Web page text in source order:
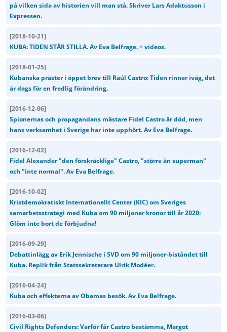
på vilken sida av historien vill man stå. Skriver Lars Adaktusson i
Expressen.
[2018-10-21]
KUBA: TIDEN STÅR STILLA. Av Eva Belfrage. + videos.
[2018-01-25]
Kubanska präster i öppet brev till Raúl Castro: Tiden rinner iväg, det
är dags för en fredlig förändring.
[2016-12-06]
Spionernas och propagandans mästare Fidel Castro är död, men
hans verksamhet i Sverige har inte upphört. Av Eva Belfrage.
[2016-12-02]
Fidel Alexander "den förskräcklige" Castro, "större än superman"
och "inte normal". Av Eva Belfrage.
[2016-10-02]
Kristdemokratiskt Internationellt Center (KIC) om Sveriges
samarbetsstrategi med Kuba om 90 miljoner kronor till år 2020:
Glöm inte bort de förbjudna!
[2016-09-29]
Debattinlägg av Erik Jennische i SVD om 90 miljoner-biståndet till
Kuba. Replik från Statssekreterare Ulrik Modéer.
[2016-04-24]
Kuba och effekterna av Obamas besök. Av Eva Belfrage.
[2016-03-06]
Civil Rights Defenders: Varför får Castro bestämma, Margot